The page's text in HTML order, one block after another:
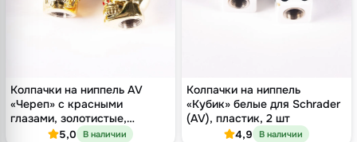
Колпачки на ниппель AV
«Череп» с красными
глазами, золотистые,
пластик, 2 шт
5,0 В наличии
Колпачки на ниппель
«Кубик» белые для Schrader
(AV), пластик, 2 шт
4,9 В наличии